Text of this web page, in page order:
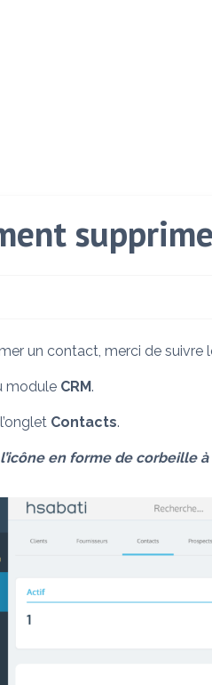
un contact, merci de suivre
module CRM.
Contacts.
l’icône en forme de corbeille